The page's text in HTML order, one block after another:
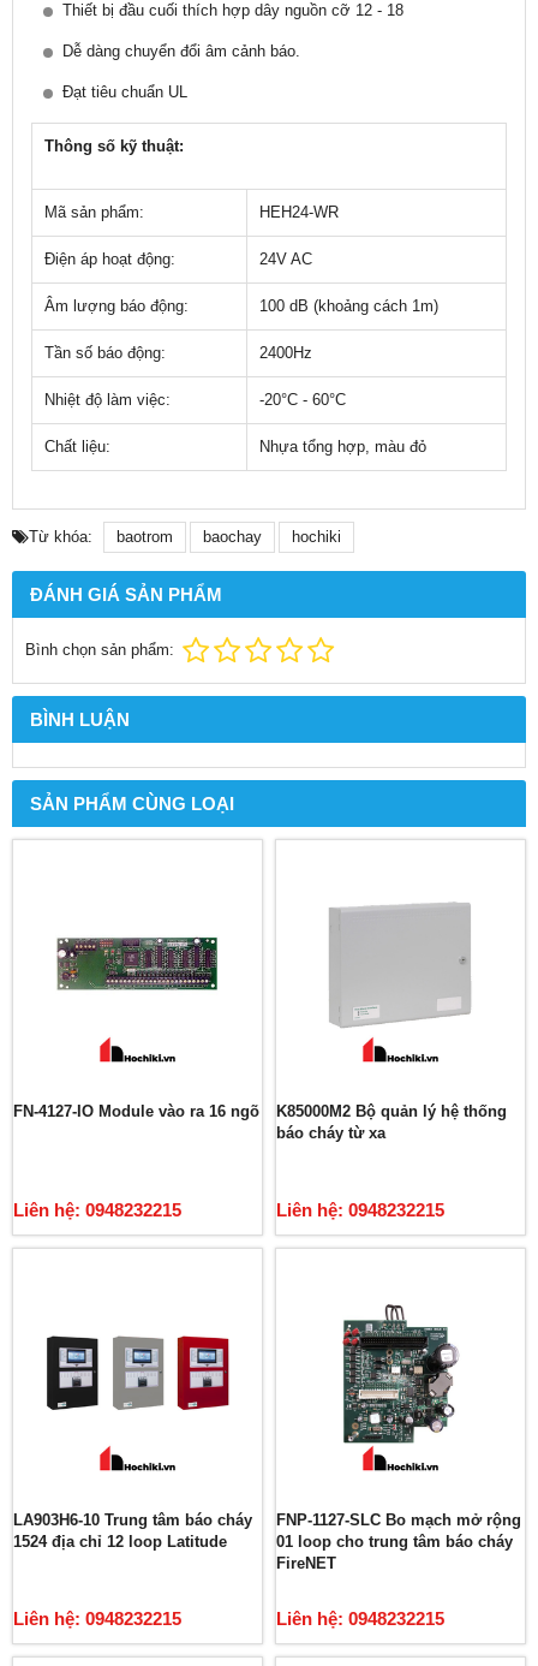
Thiết bị đầu cuối thích hợp dây nguồn cỡ 12 - 18
Dễ dàng chuyển đổi âm cảnh báo.
Đạt tiêu chuẩn UL
Thông số kỹ thuật:
Mã sản phẩm: HEH24-WR
Điện áp hoạt động: 24V AC
Âm lượng báo động: 100 dB (khoảng cách 1m)
Tần số báo động: 2400Hz
Nhiệt độ làm việc: -20°C - 60°C
Chất liệu: Nhựa tổng hợp, màu đỏ
Từ khóa: baotrom baochay hochiki
ĐÁNH GIÁ SẢN PHẨM
Bình chọn sản phẩm:
BÌNH LUẬN
SẢN PHẨM CÙNG LOẠI
FN-4127-IO Module vào ra 16 ngõ
Liên hệ: 0948232215
K85000M2 Bộ quản lý hệ thống
báo cháy từ xa
Liên hệ: 0948232215
LA903H6-10 Trung tâm báo cháy
1524 địa chỉ 12 loop Latitude
Liên hệ: 0948232215
FNP-1127-SLC Bo mạch mở rộng
01 loop cho trung tâm báo cháy
FireNET
Liên hệ: 0948232215